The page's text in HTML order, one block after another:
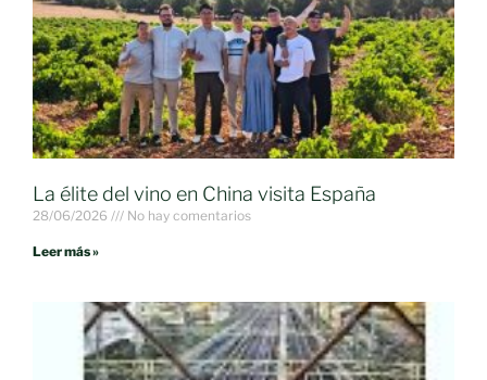
La élite del vino en China visita España
28/06/2026 No hay comentarios
Leer más »